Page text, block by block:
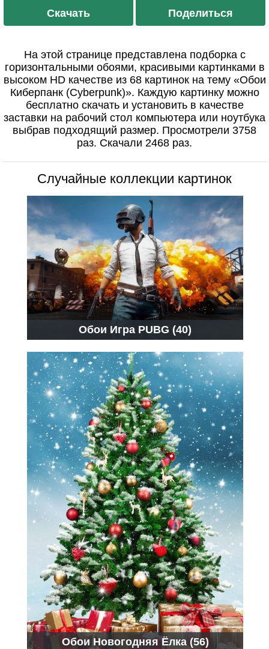
Скачать Поделиться
На этой странице представлена подборка с
горизонтальными обоями, красивыми картинками в
высоком HD качестве из 68 картинок на тему «Обои
Киберпанк (Cyberpunk)». Каждую картинку можно
бесплатно скачать и установить в качестве
заставки на рабочий стол компьютера или ноутбука
выбрав подходящий размер. Просмотрели 3758
раз. Скачали 2468 раз.
Случайные коллекции картинок
Обои Игра PUBG (40)
Обои Новогодняя Ёлка (56)